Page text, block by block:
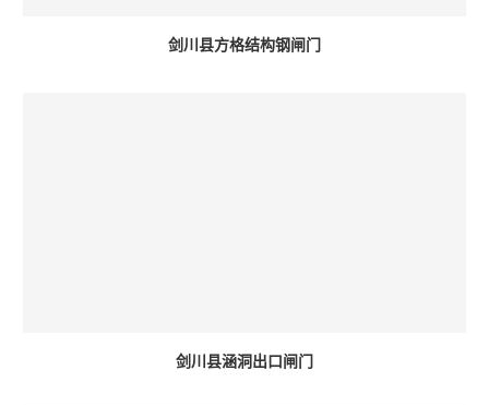
剑川县方格结构钢闸门
剑川县涵洞出口闸门